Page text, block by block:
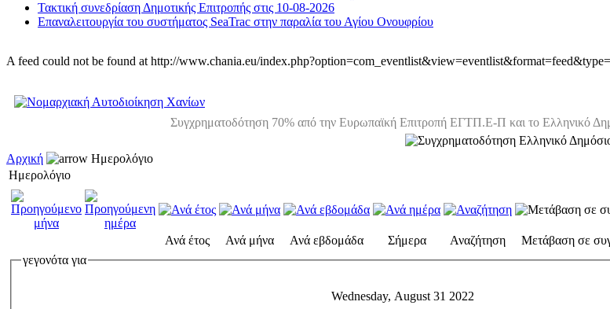
Τακτική συνεδρίαση Δημοτικής Επιτροπής στις 10-08-2026
Επαναλειτουργία του συστήματος SeaTrac στην παραλία του Αγίου Ονουφρίου
A feed could not be found at http://www.chania.eu/
Συγχρηματοδότηση 70% από την Ευρωπαϊκή Επιτροπή ΕΓΤΠ.Ε-Π και το Ελληνικό
Αρχική
Ημερολόγιο
Ημερολόγιο
Ανά έτος Ανά μήνα Ανά εβδομάδα Σήμερα Αναζήτηση
Μετάβαση σε
γεγονότα για
Wednesday, August 31 2022